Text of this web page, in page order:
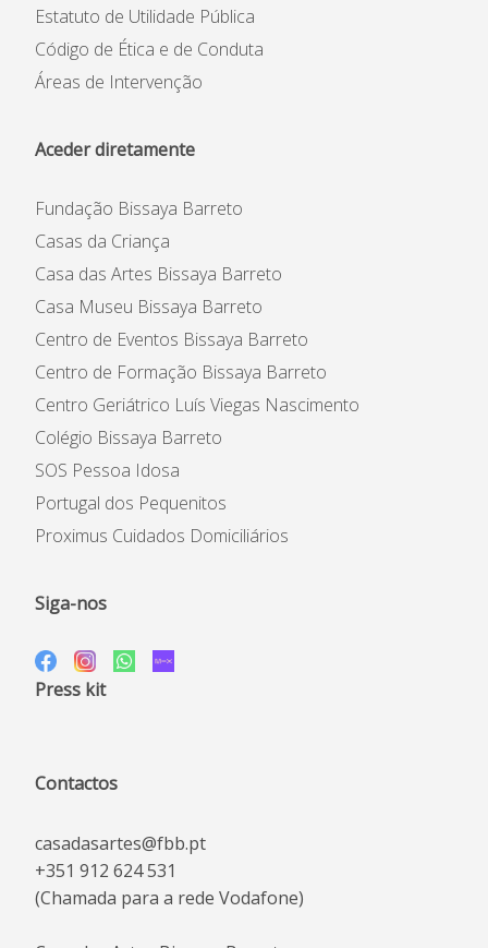
Estatuto de Utilidade Pública
Código de Ética e de Conduta
Áreas de Intervenção
Aceder diretamente
Fundação Bissaya Barreto
Casas da Criança
Casa das Artes Bissaya Barreto
Casa Museu Bissaya Barreto
Centro de Eventos Bissaya Barreto
Centro de Formação Bissaya Barreto
Centro Geriátrico Luís Viegas Nascimento
Colégio Bissaya Barreto
SOS Pessoa Idosa
Portugal dos Pequenitos
Proximus Cuidados Domiciliários
Siga-nos
Press kit
Contactos
casadasartes@fbb.pt
+351 912 624 531
(Chamada para a rede Vodafone)